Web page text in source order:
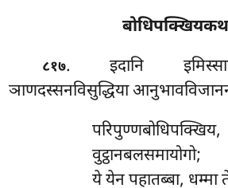
८१७. इदानि
ञाणदस्सनविसुद्धिया
वुट्ठानबलसमायोगो;
ये येन पहातब्बा, धम्मा